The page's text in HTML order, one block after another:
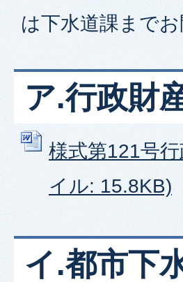
は下水道課まで
ア.行政財
様式第121号
イル: 15.8KB)
イ.都市下